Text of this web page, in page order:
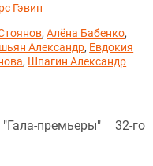
Гэвин
,Алёна Бабенко,
Александр, Евдокия
, Шпагин Александр
премьеры" 32-го